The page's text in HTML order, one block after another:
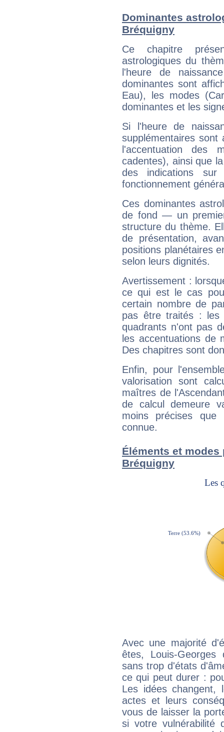
Dominantes
Bréquigny
Ce chapitre
astrologiques du
l'heure de
dominantes sont
Eau), les modes
dominantes et les
Si l'heure de
supplémentaires sont
l'accentuation des
cadentes), ainsi que
des indications sur
fonctionnement
Ces dominantes
de fond — un
structure du thème.
de présentation,
positions planétaires
selon leurs dignités.
Avertissement :
ce qui est le cas
certain nombre de
pas être traités : les
quadrants n'ont pas
les accentuations de
Des chapitres sont
Enfin, pour
valorisation sont
maîtres de
de calcul demeure
moins précises que
connue.
Éléments et
Bréquigny
Avec une majorité
êtes, Louis-
sans trop d'états
ce qui peut durer :
Les idées changent,
actes et leurs
vous de laisser la
si votre vulnérabilité